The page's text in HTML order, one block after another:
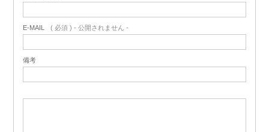
E-MAIL ( 必須 ) - 公開されません -
備考